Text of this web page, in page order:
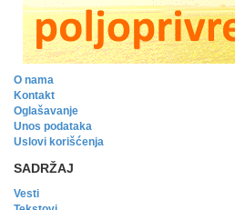
O nama
Kontakt
Oglašavanje
Unos podataka
Uslovi korišćenja
SADRŽAJ
Vesti